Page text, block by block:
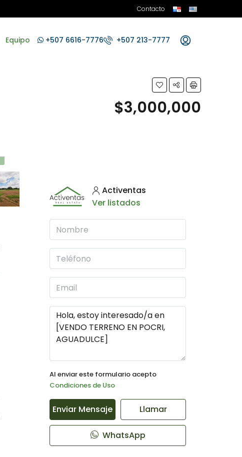
Contacto
Equipo +507 6616-7776 +507 213-7777
$3,000,000
Activentas
Ver listados
Al enviar este formulario acepto
Condiciones de Uso
Enviar Mensaje Llamar
WhatsApp